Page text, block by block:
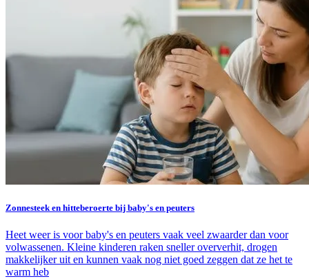
Zonnesteek en hitteberoerte bij baby's en peuters
Heet weer is voor baby's en peuters vaak veel zwaarder dan voor
volwassenen. Kleine kinderen raken sneller oververhit, drogen
makkelijker uit en kunnen vaak nog niet goed zeggen dat ze het te
warm heb